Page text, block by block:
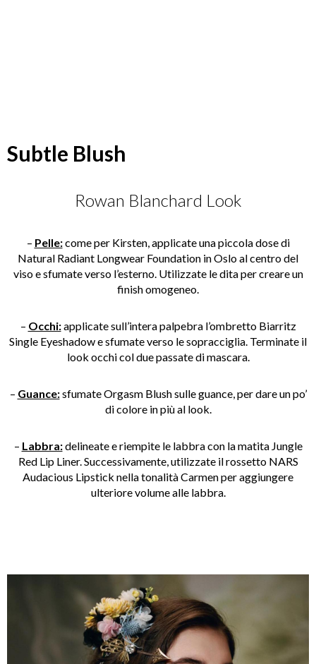
Subtle Blush
Rowan Blanchard Look
– Pelle:come per Kirsten, applicate una piccola dose di
Natural Radiant Longwear Foundation in Oslo al centro del
viso e sfumate verso l’esterno. Utilizzate le dita per creare un
finish omogeneo.
– Occhi:applicate sull’intera palpebra l’ombretto Biarritz
Single Eyeshadow e sfumate verso le sopracciglia. Terminate il
look occhi col due passate di mascara.
– Guance:sfumate Orgasm Blush sulle guance, per dare un po’
di colore in più al look.
– Labbra:delineate e riempite le labbra con la matita Jungle
Red Lip Liner. Successivamente, utilizzate il rossetto NARS
Audacious Lipstick nella tonalità Carmen per aggiungere
ulteriore volume alle labbra.